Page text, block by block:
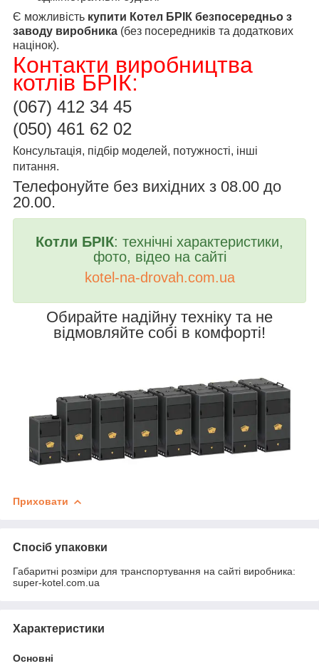
Є можливість купити Котел БРІК безпосередньо з
заводу виробника (без посередників та додаткових
націнок).
Контакти виробництва
котлів БРІК:
(067) 412 34 45
(050) 461 62 02
Консультація, підбір моделей, потужності, інші
питання.
Телефонуйте без вихідних з 08.00 до
20.00.
Котли БРІК: технічні характеристики,
фото, відео на сайті
kotel-na-drovah.com.ua
Обирайте надійну техніку та не
відмовляйте собі в комфорті!
Приховати
Спосіб упаковки
Габаритні розміри для транспортування на сайті виробника:
super-kotel.com.ua
Характеристики
Основні